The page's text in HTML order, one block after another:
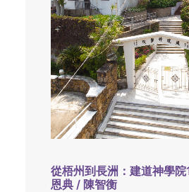
從梧州到長洲：建道神學
恩典 / 陳智衡